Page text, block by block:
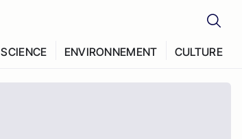
SCIENCE ENVIRONNEMENT CULTURE